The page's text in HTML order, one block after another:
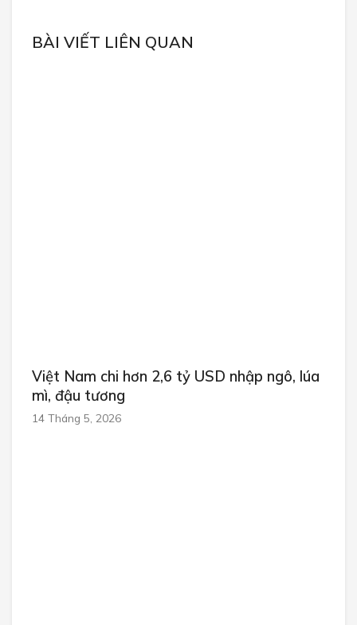
BÀI VIẾT LIÊN QUAN
Việt Nam chi hơn 2,6 tỷ USD nhập ngô, lúa
mì, đậu tương
14 Tháng 5, 2026